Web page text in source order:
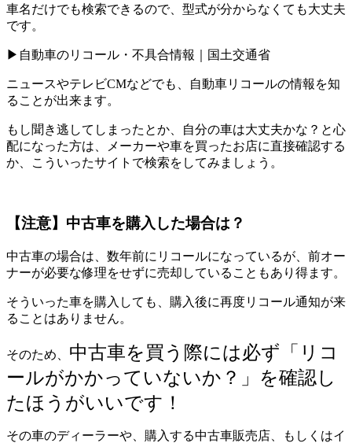
車名だけでも検索できるので、型式が分からなくても大丈夫
です。
▶自動車のリコール・不具合情報｜国土交通省
ニュースやテレビCMなどでも、自動車リコールの情報を知
ることが出来ます。
もし聞き逃してしまったとか、自分の車は大丈夫かな？と心
配になった方は、メーカーや車を買ったお店に直接確認する
か、こういったサイトで検索をしてみましょう。
【注意】中古車を購入した場合は？
中古車の場合は、数年前にリコールになっているが、前オー
ナーが必要な修理をせずに売却していることもあり得ます。
そういった車を購入しても、購入後に再度リコール通知が来
ることはありません。
そのため、 中古車を買う際には必ず「リコ
ールがかかっていないか？」を確認し
たほうがいいです！
その車のディーラーや、購入する中古車販売店、もしくはイ